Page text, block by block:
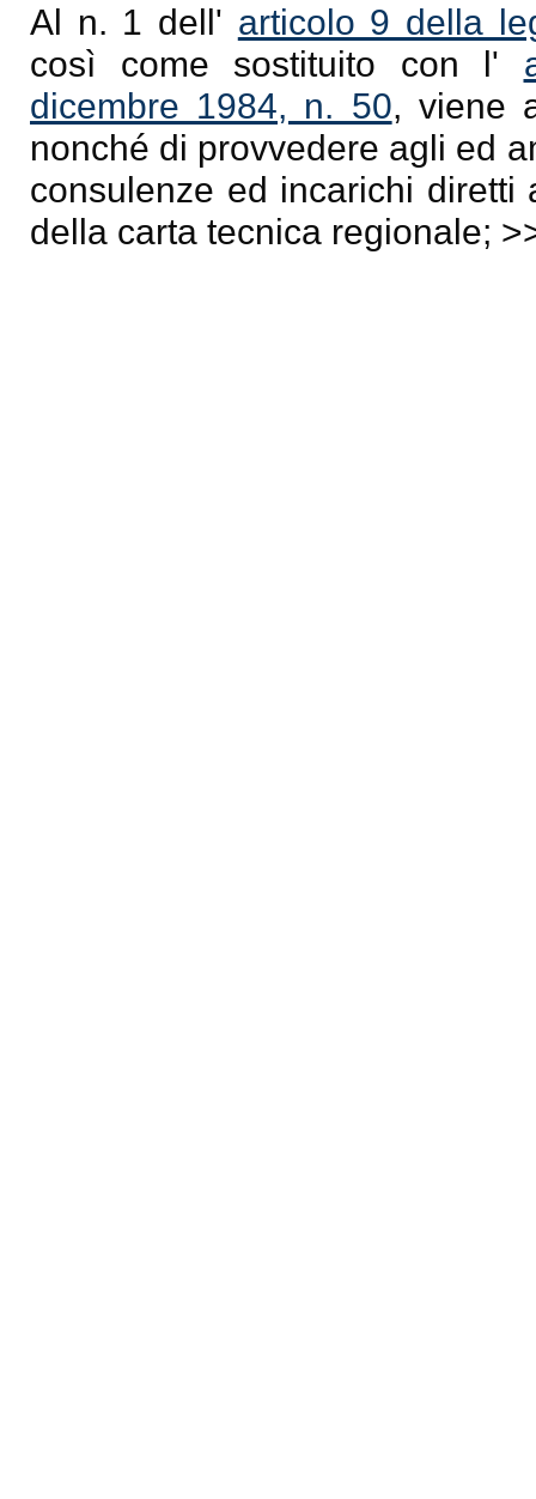
Al n. 1 dell' articolo 9 della
così come sostituito con l'
dicembre 1984, n. 50, viene
nonché di provvedere agli ed
consulenze ed incarichi
della carta tecnica regionale;